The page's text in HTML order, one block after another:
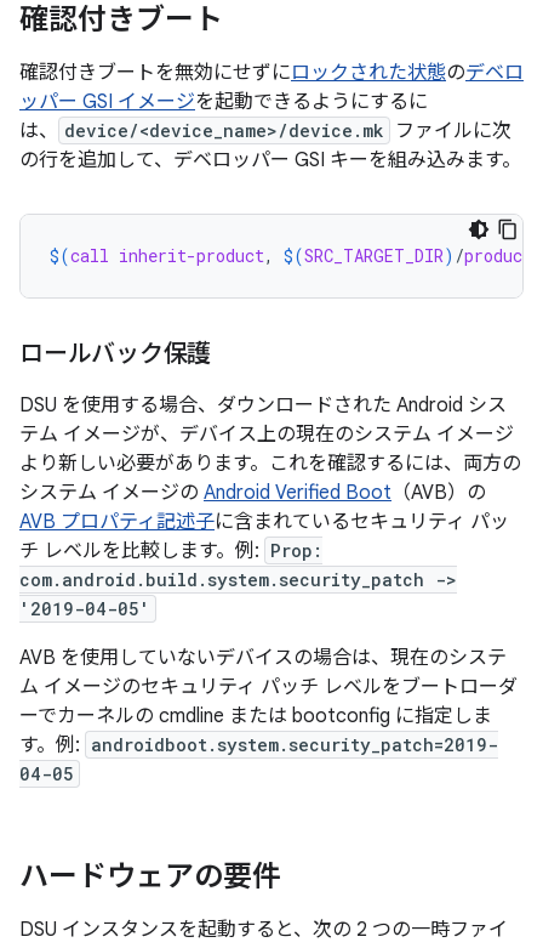
確認付きブート
確認付きブートを無効にせずにロックされた状態のデベロ
ッパー GSI イメージを起動できるようにするに
は、
device/<device_name>/device.mk
ファイルに次
の行を追加して、デベロッパー GSI キーを組み込みます。
$(call inherit-product, $(SRC_TARGET_DIR) /product
ロールバック保護
DSU を使用する場合、ダウンロードされた Android シス
テム イメージが、デバイス上の現在のシステム イメージ
より新しい必要があります。これを確認するには、両方の
システム イメージの Android Verified Boot （AVB）の
AVB プロパティ記述子に含まれているセキュリティ パッ
チ レベルを比較します。例: Prop:
com.android.build.system.security_patch ->
'2019-04-05'
AVB を使用していないデバイスの場合は、現在のシステ
ム イメージのセキュリティ パッチ レベルをブートローダ
ーでカーネルの cmdline または bootconfig に指定しま
す。例: androidboot.system.security_patch=2019-
04-05
ハードウェアの要件
DSU インスタンスを起動すると、次の 2 つの一時ファイ